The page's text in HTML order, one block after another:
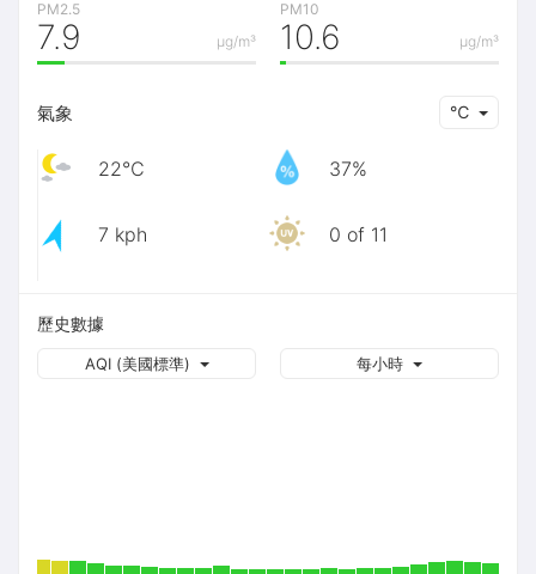
PM2.5
μg/m³
7.9
PM10
μg/m³
10.6
氣象 ℃
22℃ 37%
7 kph 0 of 11
歷史數據
每小時
AQI (美國標準)